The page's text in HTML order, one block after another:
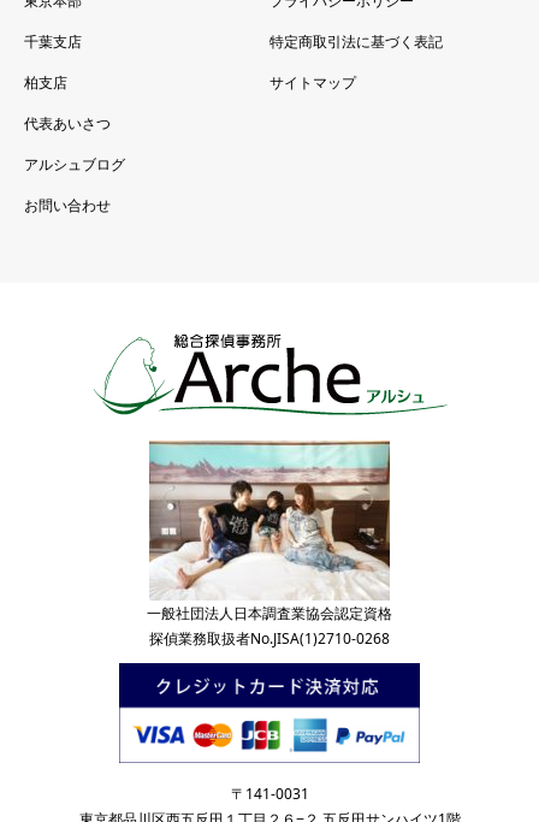
千葉支店
柏支店
代表あいさつ
アルシュブログ
お問い合わせ
特定商取引法に基づく表記
サイトマップ
一般社団法人日本調査業協会認定資格
探偵業務取扱者No.JISA(1)2710-0268
〒141-0031